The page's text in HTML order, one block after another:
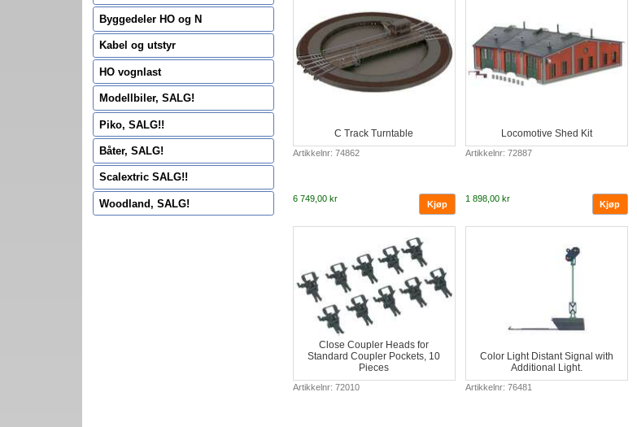
C Track Turntable
Artikkelnr: 74862
6 749,00 kr
Locomotive Shed Kit
Artikkelnr: 72887
1 898,00 kr
Close Coupler Heads for
Standard Coupler Pockets, 10
Pieces
Artikkelnr: 72010
Color Light Distant Signal with
Additional Light.
Artikkelnr: 76481
Byggedeler HO og N
Kabel og utstyr
HO vognlast
Modellbiler, SALG!
Piko, SALG!!
Båter, SALG!
Scalextric SALG!!
Woodland, SALG!